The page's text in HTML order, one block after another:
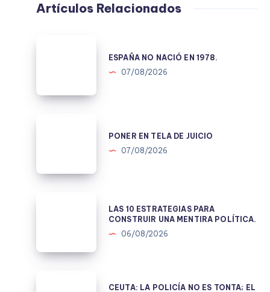
Artículos Relacionados
1978.
ESPAÑA NO NACIÓ EN 1978.
07/08/2026
JUICIO
PONER EN TELA DE JUICIO
07/08/2026
CONSTRUIR
LAS 10 ESTRATEGIAS PARA
CONSTRUIR UNA MENTIRA POLÍTICA.
06/08/2026
CEUTA: LA POLICÍA NO ES TONTA; EL